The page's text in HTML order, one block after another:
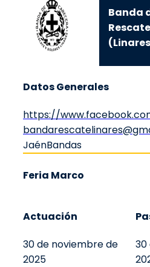
Banda
Datos Generales
https://
JaénBandas
Feria Marco
Actuación
30 de noviembre de
2025
30